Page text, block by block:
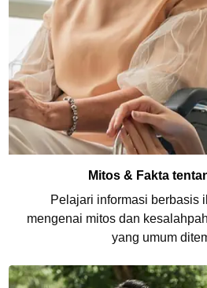
Mitos & Fakta
Pelajari informasi berbasis
mengenai mitos dan
yang umum